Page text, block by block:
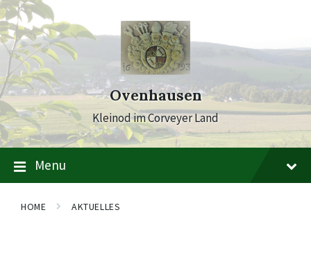
Skip
to
content
Skip
to
main
navigation
Skip
to
footer
Ovenhausen
Kleinod im Corveyer Land
Menu
HOME AKTUELLES